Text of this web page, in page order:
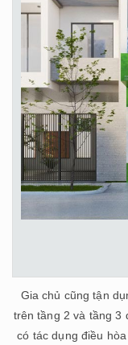
Gia chủ cũng tận
trên tầng 2 và tầng 3
có tác dụng điều